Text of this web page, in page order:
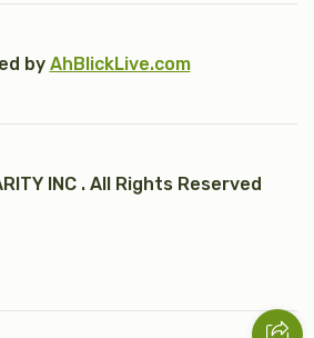
by AhBlickLive.com
INC . All Rights Reserved